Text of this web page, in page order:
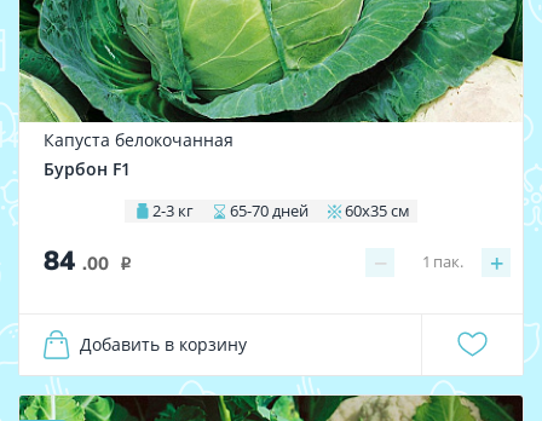
Капуста белокочанная
Бурбон F1
2-3 кг 65-70 дней 60х35 см
84 .00 i − +
1 пак.
Добавить в корзину